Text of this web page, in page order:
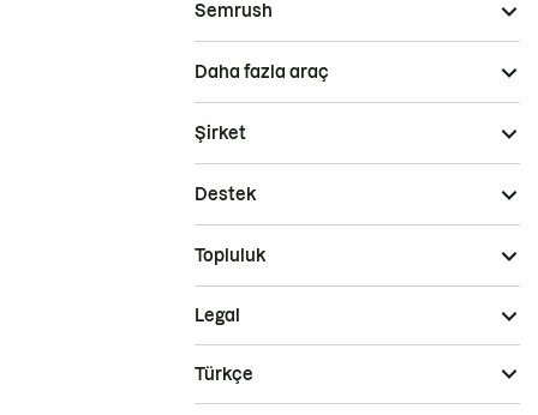
Semrush
Daha fazla araç
Şirket
Destek
Topluluk
Legal
Türkçe